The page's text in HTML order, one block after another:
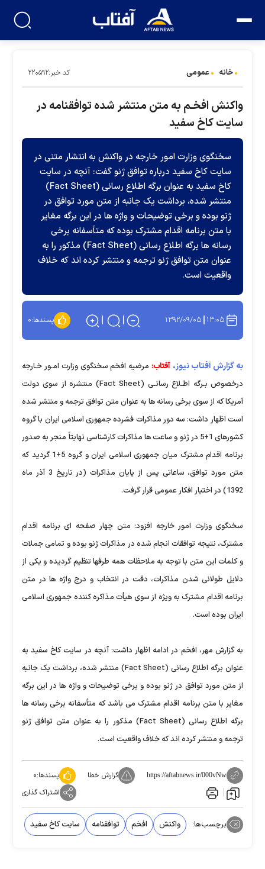
خانه عمومی کد خبر:۲۲۰۵۹۲
واکنش افخـم به متن منتشر شده توافقنامه در
سایت کاخ سفید
سخنگوی وزارت امور خارجه در واکنش به انتشار متنی در
سایت کاخ سفید درباره توافق ژنو گفت: آنچه در سایت
کاخ سفید به عنوان برگه اطلاع رسانی (Fact Sheet)
منتشر شده، برداشت یک جانبه از متن مورد توافق در
ژنو بوده و برخی توضیحات و واژه ها در این برگه مغایر
با متن برنامه اقدام مشترک بوده که متأسفانه برخی
رسانه ها برگه اطلاع رسانی (Fact Sheet) مذکور را به
عنوان متن توافق ژنو ترجمه و منتشر کرده اند که خلاف
واقعیت است.
۱۳:۰۵ ۱۳۹۲/۰۹/۰۵ پسندها:۰
به گزارش آفتاب نیوز، آفتاب: مرضیه افخم سخنگوی وزارت امـور خـارجه
درخصوص بـرگه اطـلاع رسانـی (Fact Sheet) منتشره از سوی دولت
آمریکا که از سوی برخی رسانه ها به عنوان متن توافق ترجمه و منتشر شده
است اظهار داشت: سه دور مذاکرات فشرده جمهوری اسلامی ایران با گروه
کشورهای 1+5 در ژنو و ساعت ها مذاکرات کارشناسی نهایتاً منجر به صدور
برنامه اقدام مشترک میان جمهوری اسلامی ایران و گروه 5+1 گردید که
متن مورد توافق، ساعاتی پس از پایان مذاکرات (در تاریخ 3 آذر ماه
1392) در اختیار افکار عمومی قرار گرفت.
سخنگوی وزارت امور خارجه افزود: متن چهار صفحه ای برنامه اقدام
مشترک، نتیجه توافقات انجام شده در مذاکرات ژنو بوده و تمامی جملات
و کلمات این متن با توجه به ملاحظات همه طرفها تنظیم گردیده و یکی از
دلایل طولانی شدن مذاکرات، دقت در انتخاب و درج واژه ها در متن
برنامه اقدام مشترک به ویژه از سوی هیأت مذاکره کننده جمهوری اسلامی
ایران بوده است.
به گزارش مهر، افخم در ادامه اظهار داشت: آنچه در سایت کاخ سفید به
عنوان برگه اطلاع رسانی (Fact Sheet) منتشر شده، برداشت یک جانبه
از متن مورد توافق در ژنو بوده و برخی توضیحات و واژه ها در این برگه
مغایر با متن برنامه اقدام مشترک می باشد که متأسفانه برخی رسانه ها
برگه اطلاع رسانی (Fact Sheet) مذکور را به عنوان متن توافق ژنو
ترجمه و منتشر کرده اند که خلاف واقعیت است.
https://aftabnews.ir/000vNw گزارش خطا پسندها:۰
اشتراک گذاری
برچسب‌ها: واکنش افخم توافقنامه سایت کاخ سفید